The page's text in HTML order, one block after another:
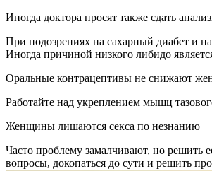
Иногда доктора просят также сдать
При подозрениях на сахарный диабет и
Иногда причиной низкого либидо
Оральные контрацептивы не снижают
Работайте над укреплением мышц
Женщины лишаются секса по незнанию
Часто проблему замалчивают, но решить
вопросы, докопаться до сути и решить